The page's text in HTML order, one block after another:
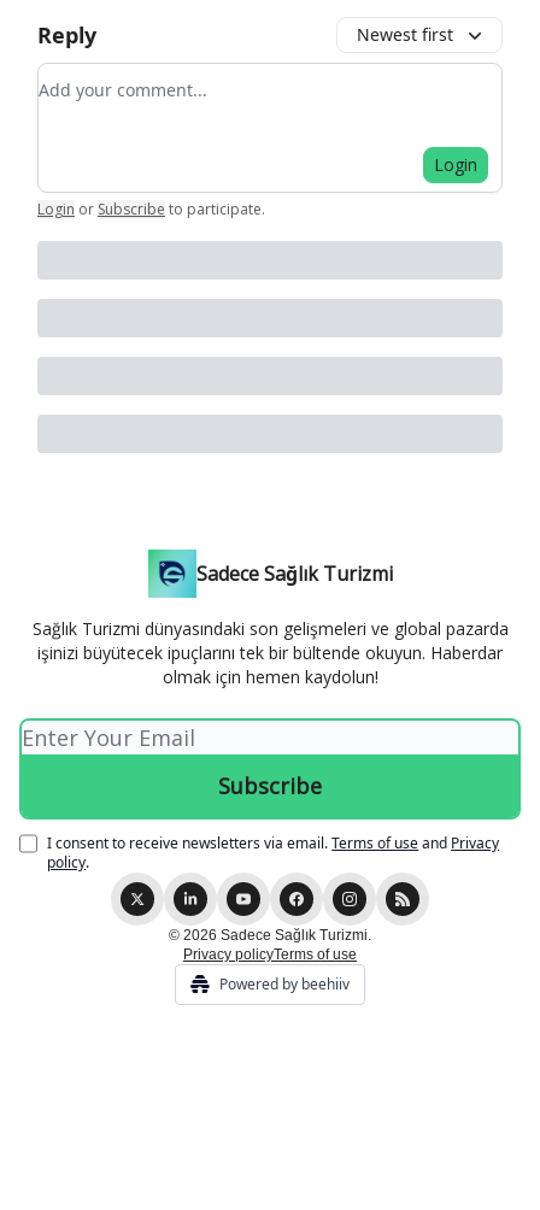
Reply Newest first
Add your comment
Login
Login or Subscribe to participate.
Sadece Sağlık Turizmi
Sağlık Turizmi dünyasındaki son gelişmeleri ve global pazarda
işinizi büyütecek ipuçlarını tek bir bültende okuyun. Haberdar
olmak için hemen kaydolun!
I consent to receive newsletters via email.Terms of useand Privacy
policy.
© 2026 Sadece Sağlık Turizmi.
Privacy policyTerms of use
Powered by beehiiv